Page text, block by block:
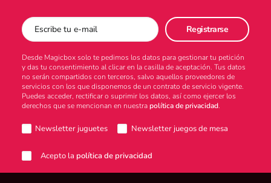
Contacto
Atención al consumidor
Desde Magicbox solo te pedimos los datos para gestionar tu petición
y das tu consentimiento al clicar en la casilla de aceptación. Tus datos
no serán compartidos con terceros, salvo aquellos proveedores de
servicios con los que disponemos de un contrato de servicio vigente.
Puedes acceder, rectificar o suprimir los datos, así como ejercer los
derechos que se mencionan en nuestrapolítica de privacidad.
Newsletter juguetes Newsletter juegos de mesa
Acepto la política de privacidad